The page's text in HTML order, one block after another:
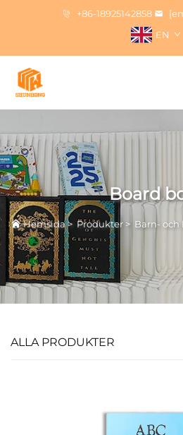
+86-18925142858
EN
Board
Hemsida> Produkter > Barn- och
ALLA PRODUKTER